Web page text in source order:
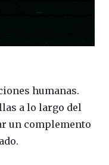
humanas.
a lo largo del
un complemento